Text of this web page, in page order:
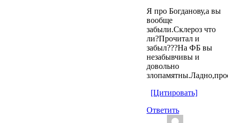
Я про Богданову,а вы
вообще
забыли.Склероз что
ли?Прочитал и
забыл???На ФБ вы
незабывчивы и
довольно
[Цитировать]
Ответить